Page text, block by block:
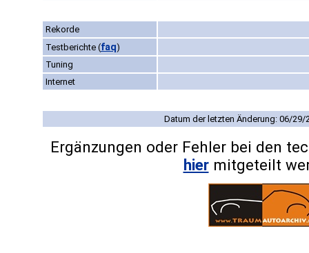
Rekorde
Testberichte (faq)
Tuning
Internet
Datum der letzten Änderung: 06/29/
Ergänzungen oder Fehler bei den
hiermitgeteilt